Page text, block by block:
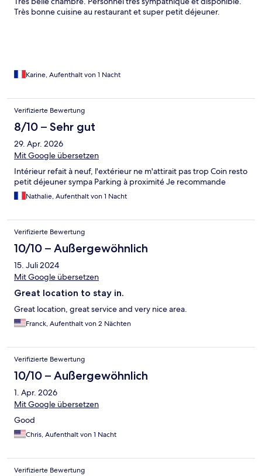
Très bonne cuisine au restaurant et super petit déjeuner.
Karine, Aufenthalt von 1 Nacht
Verifizierte Bewertung
8/10 – Sehr gut
29. Apr. 2026
Mit Google übersetzen
Intérieur refait à neuf, l'extérieur ne m'attirait pas trop Coin resto
petit déjeuner sympa Parking à proximité Je recommande
Nathalie, Aufenthalt von 1 Nacht
Verifizierte Bewertung
10/10 – Außergewöhnlich
15. Juli 2024
Mit Google übersetzen
Great location to stay in.
Great location, great service and very nice area.
Franck, Aufenthalt von 2 Nächten
Verifizierte Bewertung
10/10 – Außergewöhnlich
1. Apr. 2026
Mit Google übersetzen
Good
Chris, Aufenthalt von 1 Nacht
Verifizierte Bewertung